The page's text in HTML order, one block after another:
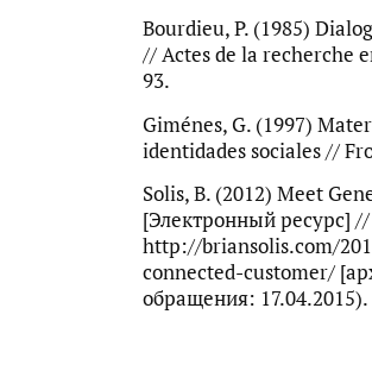
Bourdieu, P. (1985)
// Actes de la recherche
93.
Giménes, G. (1997)
identidades sociales //
Solis, B. (2012) Meet
[Электронный ресурс]
http://briansolis.com/
connected-customer/
обращения: 17.04.2015).